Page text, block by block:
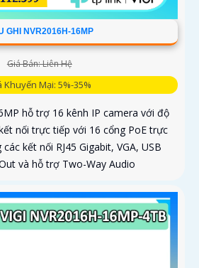
GHI NVR2016H-16MP
Giá Bán: Liên Hệ
Khuyến Mại: 5%-35%
hỗ trợ 16 kênh IP camera với độ
nối trực tiếp với 16 cổng PoE trực
kết nối RJ45 Gigabit, VGA, USB
và hỗ trợ Two-Way Audio